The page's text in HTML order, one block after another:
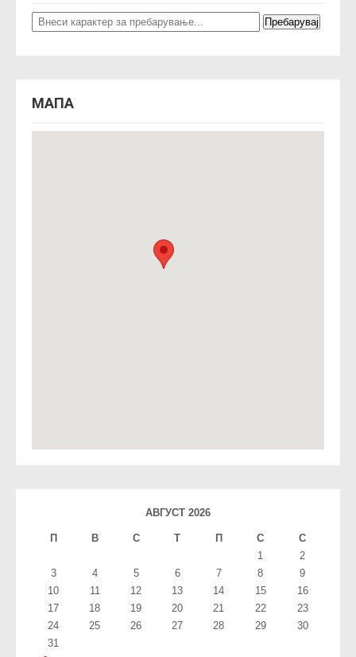
МАПА
АВГУСТ 2026
П В С T П С С
1
2
3
4 5 6 7 8
9
10
11 12 13 14 15
16
17
18 19 20 21 22
23
24
25 26 27 28 29
30
31